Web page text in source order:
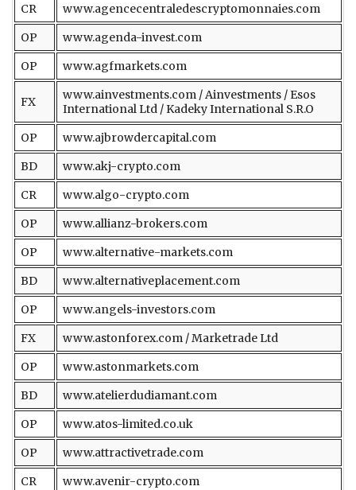
CR
www.agencecentraledescryptomonnaies.com
OP
www.agenda-invest.com
OP
www.agfmarkets.com
FX
www.ainvestments.com / Ainvestments / Esos
International Ltd / Kadeky International S.R.O
OP
www.ajbrowdercapital.com
BD
www.akj-crypto.com
CR
www.algo-crypto.com
OP
www.allianz-brokers.com
OP
www.alternative-markets.com
BD
www.alternativeplacement.com
OP
www.angels-investors.com
FX
www.astonforex.com / Marketrade Ltd
OP
www.astonmarkets.com
BD
www.atelierdudiamant.com
OP
www.atos-limited.co.uk
OP
www.attractivetrade.com
CR
www.avenir-crypto.com